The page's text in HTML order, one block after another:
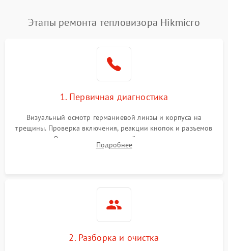
Сбои коммуникаций и интерфейсов
Экран (дисплей)
Этапы ремонта тепловизора Hikmicro
1. Первичная диагностика
Визуальный осмотр германиевой линзы и корпуса на
трещины. Проверка включения, реакции кнопок и разъемов
зарядки. Оценка вывода тепловой сигнатуры на экран,
проверка базовых функций и считывание системных
Подробнее
2. Разборка и очистка